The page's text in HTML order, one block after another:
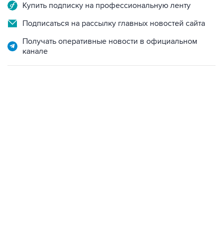
Купить подписку на профессиональную ленту
Подписаться на рассылку главных новостей сайта
Получать оперативные новости в официальном
канале